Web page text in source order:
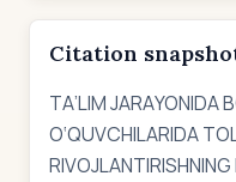
Citation
TА’LIM JАRАYONIDА
O‘QUVCHILАRIDА